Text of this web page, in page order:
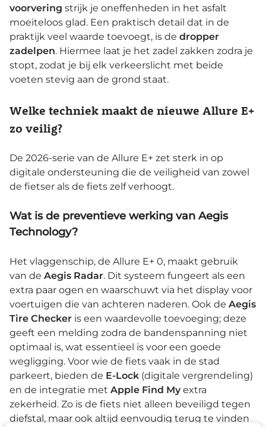
voorvering strijk je oneffenheden in het asfalt
moeiteloos glad. Een praktisch detail dat in de
praktijk veel waarde toevoegt, is de dropper
zadelpen. Hiermee laat je het zadel zakken zodra je
stopt, zodat je bij elk verkeerslicht met beide
voeten stevig aan de grond staat.
Welke techniek maakt de nieuwe Allure E+
zo veilig?
De 2026-serie van de Allure E+ zet sterk in op
digitale ondersteuning die de veiligheid van zowel
de fietser als de fiets zelf verhoogt.
Wat is de preventieve werking van Aegis
Technology?
Het vlaggenschip, de Allure E+ 0, maakt gebruik
van de Aegis Radar. Dit systeem fungeert als een
extra paar ogen en waarschuwt via het display voor
voertuigen die van achteren naderen. Ook de Aegis
Tire Checker is een waardevolle toevoeging; deze
geeft een melding zodra de bandenspanning niet
optimaal is, wat essentieel is voor een goede
wegligging. Voor wie de fiets vaak in de stad
parkeert, bieden de E-Lock (digitale vergrendeling)
en de integratie met Apple Find My extra
zekerheid. Zo is de fiets niet alleen beveiligd tegen
diefstal, maar ook altijd eenvoudig terug te vinden